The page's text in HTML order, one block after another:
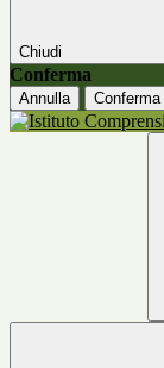
Chiudi
Conferma
Annulla Conferma